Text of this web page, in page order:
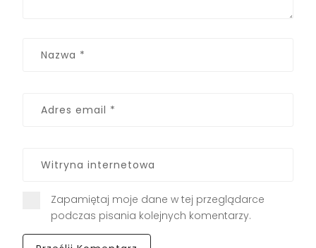
Zapamiętaj moje dane w tej przeglądarce
podczas pisania kolejnych komentarzy.